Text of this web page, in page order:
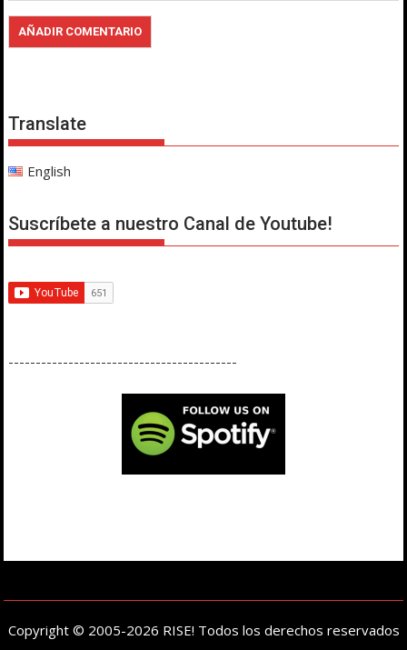
Translate
English
Suscríbete a nuestro Canal de Youtube!
------------------------------------------
Copyright © 2005-2026 RISE! Todos los derechos reservados